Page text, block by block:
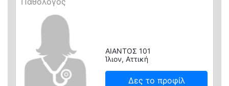
AIΑΝΤΟΣ 101
Ίλιον, Αττική
Δες το προφίλ